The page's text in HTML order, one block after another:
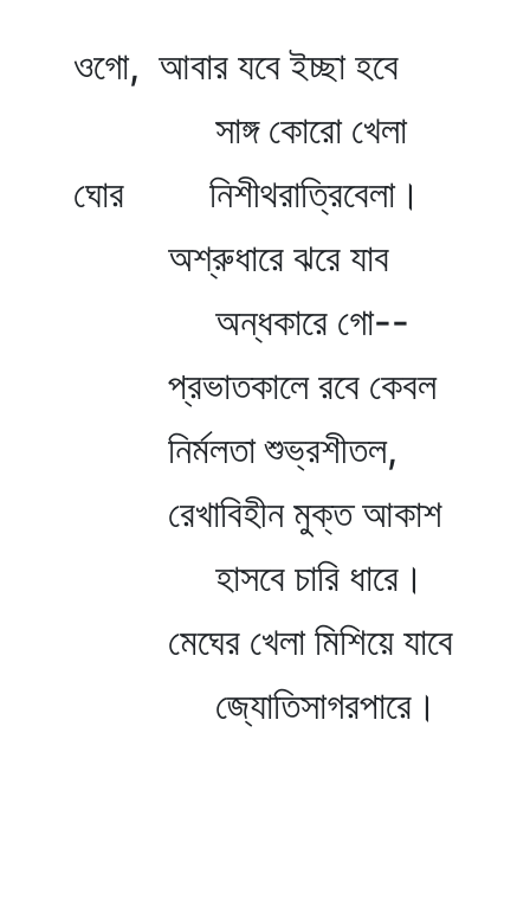
ওগো, আবার যবে ইচ্ছা হবে
সাঙ্গ কোরো খেলা
ঘোর নিশীথরাত্রিবেলা।
অশ্রুধারে ঝরে যাব
অন্ধকারে গো--
প্রভাতকালে রবে কেবল
নির্মলতা শুভ্রশীতল,
রেখাবিহীন মুক্ত আকাশ
হাসবে চারি ধারে।
মেঘের খেলা মিশিয়ে যাবে
জ্যোতিসাগরপারে।